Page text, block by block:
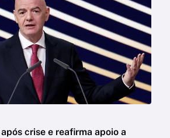
crise e reafirma apoio a